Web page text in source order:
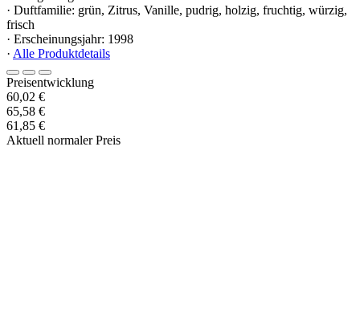
· Duftfamilie: grün, Zitrus, Vanille, pudrig, holzig, fruchtig, würzig,
frisch
· Erscheinungsjahr: 1998
· Alle Produktdetails
Preisentwicklung
60,02 €
65,58 €
61,85 €
Aktuell normaler Preis